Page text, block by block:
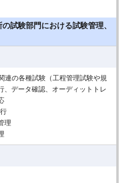
試験部門における試験管理、
連の各種試験（工程管理試験や規
、データ確認、オーディットトレ
理